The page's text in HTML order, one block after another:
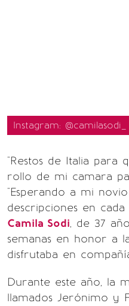
Instagram: @camilasodi_
"Restos de Italia para
rollo de mi camara
"Esperando a mi
descripciones en
Camila Sodi, de 37
semanas en honor a
disfrutaba en
Durante este año, la
llamados Jerónimo y